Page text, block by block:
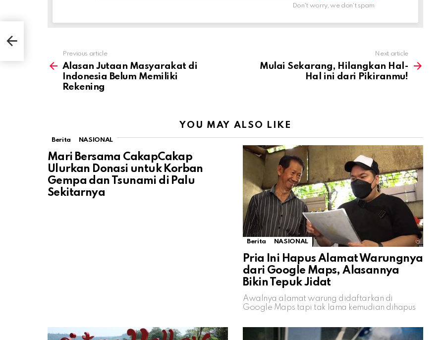
Don't worry, we don't spam
more
Previous article
Alasan Jutaan Masyarakat di
Indonesia Belum Memiliki
Rekening
Next article
Mulai Sekarang, Hilangkan Hal-
Hal ini dari Pikiranmu!
YOU MAY ALSO LIKE
Berita NASIONAL
Mari Bersama CakapCakap
Ulurkan Donasi untuk Korban
Gempa dan Tsunami di Palu
Sekitarnya
Berita NASIONAL
Pria Ini Hapus Alamat Warungnya
dari Google Maps, Alasannya
Bikin Tepuk Jidat
Awalnya alamat warung didaftarkan di
Google Maps tapi tak lama kemudian dihapus